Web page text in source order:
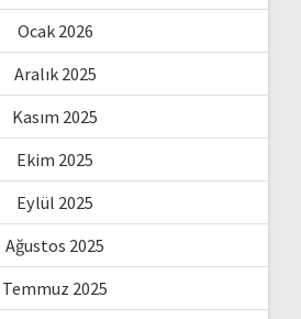
Ocak 2026
Aralık 2025
Kasım 2025
Ekim 2025
Eylül 2025
Ağustos 2025
Temmuz 2025